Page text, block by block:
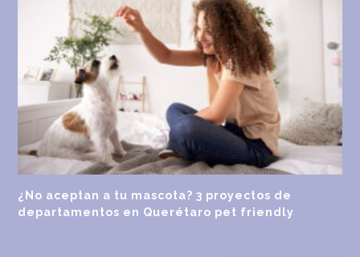
¿No aceptan a tu mascota? 3 proyectos de
departamentos en Querétaro pet friendly